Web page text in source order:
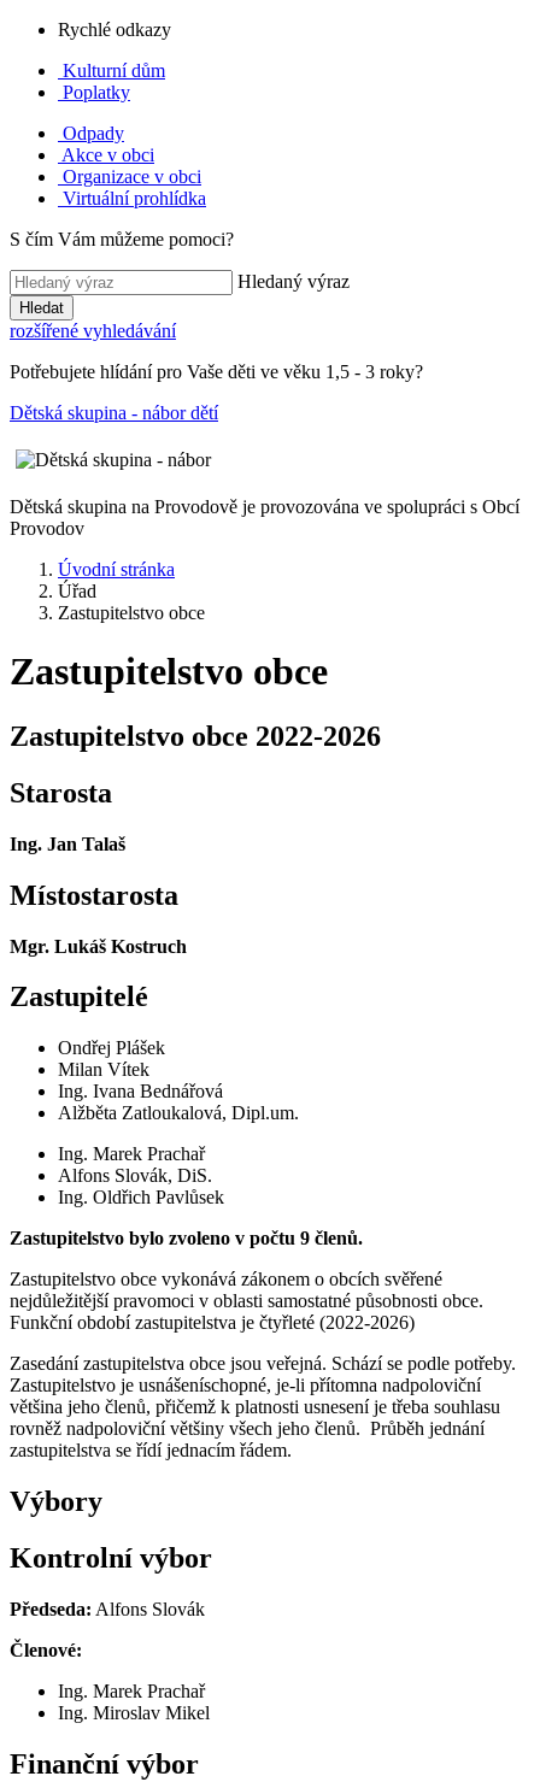
Rychlé odkazy
Kulturní dům
Poplatky
Odpady
Akce v obci
Organizace v obci
Virtuální prohlídka
S čím Vám můžeme pomoci?
Hledaný výraz
Hledat
rozšířené vyhledávání
Potřebujete hlídání pro Vaše děti ve věku 1,5 - 3 roky?
Dětská skupina - nábor dětí
Dětská skupina na Provodově je provozována ve spolupráci s Obcí
Provodov
Úvodní stránka
Úřad
Zastupitelstvo obce
Zastupitelstvo obce
Zastupitelstvo obce 2022-2026
Starosta
Ing. Jan Talaš
Místostarosta
Mgr. Lukáš Kostruch
Zastupitelé
Ondřej Plášek
Milan Vítek
Ing. Ivana Bednářová
Alžběta Zatloukalová, Dipl.um.
Ing. Marek Prachař
Alfons Slovák, DiS.
Ing. Oldřich Pavlůsek
Zastupitelstvo bylo zvoleno v počtu 9 členů.
Zastupitelstvo obce vykonává zákonem o obcích svěřené
nejdůležitější pravomoci v oblasti samostatné působnosti obce.
Funkční období zastupitelstva je čtyřleté (2022-2026)
Zasedání zastupitelstva obce jsou veřejná. Schází se podle potřeby.
Zastupitelstvo je usnášeníschopné, je-li přítomna nadpoloviční
většina jeho členů, přičemž k platnosti usnesení je třeba souhlasu
rovněž nadpoloviční většiny všech jeho členů. Průběh jednání
zastupitelstva se řídí jednacím řádem.
Výbory
Kontrolní výbor
Předseda: Alfons Slovák
Členové:
Ing. Marek Prachař
Ing. Miroslav Mikel
Finanční výbor